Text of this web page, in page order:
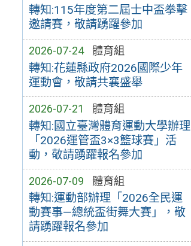
轉知:115年度第二屆士中盃拳擊
邀請賽，敬請踴躍參加
2026-07-24 體育組
轉知:花蓮縣政府2026國際少年
運動會，敬請共襄盛舉
2026-07-21 體育組
轉知:國立臺灣體育運動大學辦理
「2026運管盃3×3籃球賽」活
動，敬請踴躍報名參加
2026-07-09 體育組
轉知:運動部辦理「2026全民運
動賽事—總統盃街舞大賽」，敬
請踴躍報名參加